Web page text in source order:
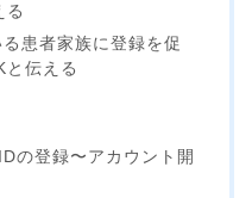
る
患者家族に登録を促
と伝える
の登録〜アカウント開